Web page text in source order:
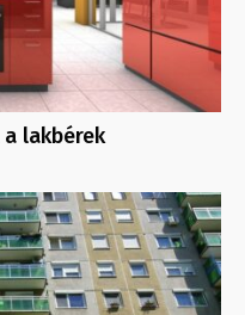
lakbérek